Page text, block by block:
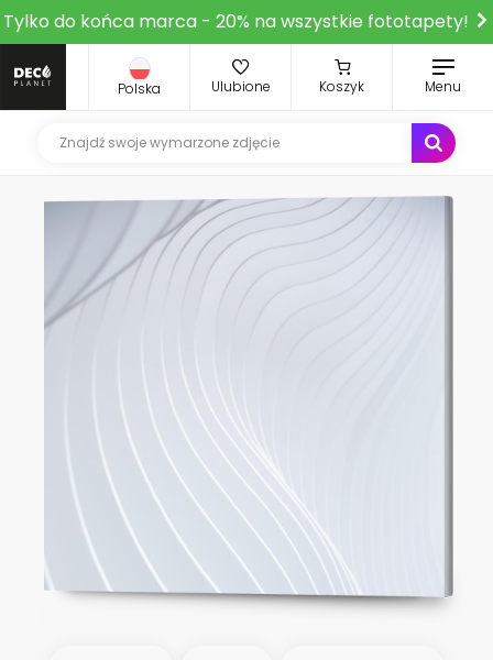
Tylko do końca marca - 20% na wszystkie fototapety!
Polska Ulubione Koszyk Menu